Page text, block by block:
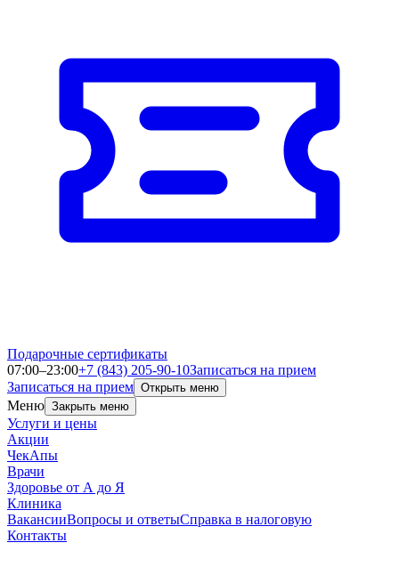
Подарочные сертификаты
07:00–23:00+7 (843) 205-90-10Записаться на прием
Записаться на прием Открыть меню
Меню Закрыть меню
Услуги и цены
Акции
ЧекАпы
Врачи
Здоровье от А до Я
Клиника
ВакансииВопросы и ответыСправка в налоговую
Контакты